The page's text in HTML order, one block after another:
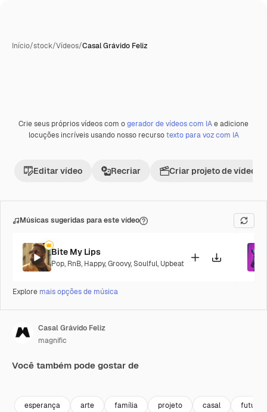
Início/stock/Vídeos/Casal Grávido Feliz
Crie seus próprios vídeos com ogerador de vídeos com IAe adicione
locuções incríveis usando nosso recursotexto para voz com IA
Editar vídeo Recriar Criar projeto de vídeo
Músicas sugeridas para este vídeo
Bite My Lips
Pop, RnB, Happy,Groovy,Soulful, Upbeat
Explore mais opções de música
Casal Grávido Feliz
magnific
Você também pode gostar de
esperança arte família projeto casal futuro